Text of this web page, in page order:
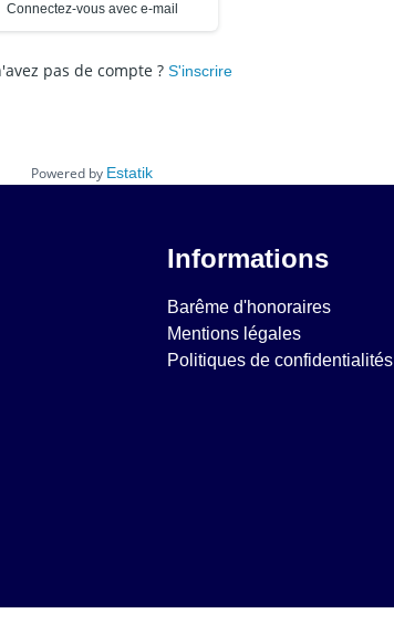
Connectez-vous avec e-mail
pas de compte ? S'inscrire
Powered by Estatik
Informations
Barême d'honoraires
Mentions légales
Politiques de confidentialités